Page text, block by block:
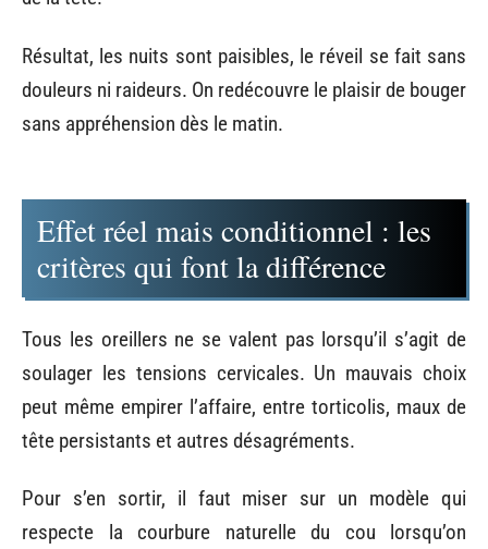
Résultat, les nuits sont paisibles, le réveil se fait sans
douleurs ni raideurs. On redécouvre le plaisir de bouger
sans appréhension dès le matin.
Effet réel mais conditionnel : les
critères qui font la différence
Tous les oreillers ne se valent pas lorsqu’il s’agit de
soulager les tensions cervicales. Un mauvais choix
peut même empirer l’affaire, entre torticolis, maux de
tête persistants et autres désagréments.
Pour s’en sortir, il faut miser sur un modèle qui
respecte la courbure naturelle du cou lorsqu’on